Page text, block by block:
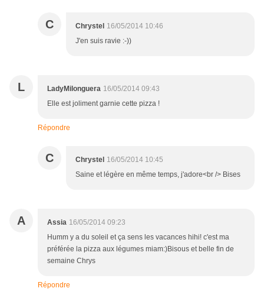
C Chrystel 16/05/2014 10:46
J'en suis ravie :-))
L LadyMilonguera 16/05/2014 09:43
Elle est joliment garnie cette pizza !
Répondre
C Chrystel 16/05/2014 10:45
Saine et légère en même temps, j'adore<br /> Bises
A Assia 16/05/2014 09:23
Humm y a du soleil et ça sens les vacances hihi! c'est ma
préférée la pizza aux légumes miam:)Bisous et belle fin de
semaine Chrys
Répondre